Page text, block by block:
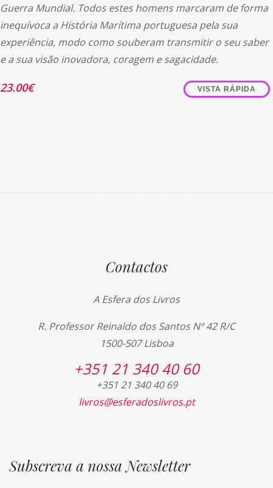
Guerra Mundial. Todos estes homens marcaram de forma
inequívoca a História Marítima portuguesa pela sua
experiência, modo como souberam transmitir o seu saber
e a sua visão inovadora, coragem e sagacidade.
23.00€ VISTA RÁPIDA
Contactos
A Esfera dos Livros
R. Professor Reinaldo dos Santos Nº 42 R/C
1500-507 Lisboa
+351 21 340 40 60
+351 21 340 40 69
livros@esferadoslivros.pt
Subscreva a nossa Newsletter